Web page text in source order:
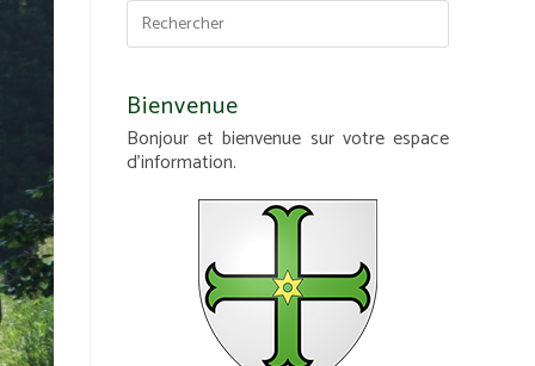
Bienvenue
Bonjour et bienvenue sur votre espace
d'information.